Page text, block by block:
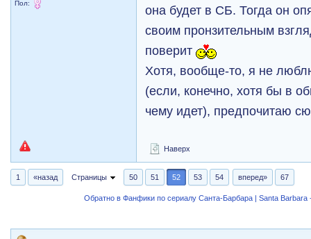
Пол:
она будет в СБ. Тогда он
своим пронзительным
поверит
Хотя, вообще-то, я не
(если, конечно, хотя бы в
чему идет), предпочитаю
Наверх
1 «назад Страницы 50 51 52 53 54 вперед» 67
Обратно в Фанфики по сериалу Санта-Барбара | Santa Barbara